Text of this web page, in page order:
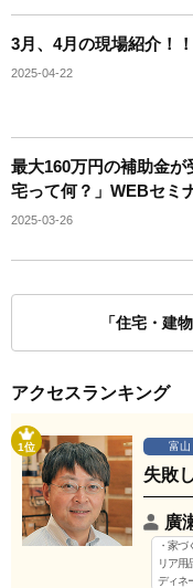
3月、4月の現場紹介！！
2025-04-22
最大160万円の補助金
宅って何？」WEBセミ
2025-03-26
「住宅・建
アクセスランキング
1位 富山
失敗
廣
・家
リア用
ディネ